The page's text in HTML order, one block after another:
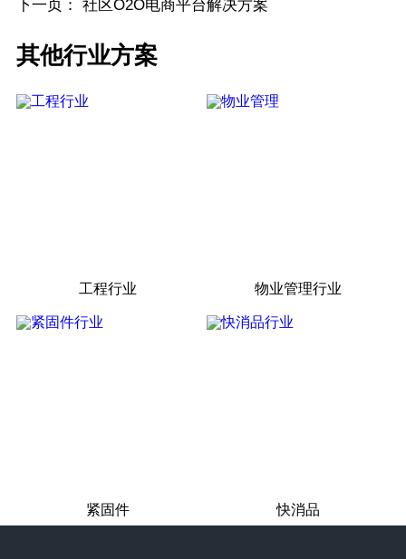
下一页： 社区O2O电商平台解决方案
其他行业方案
工程行业 物业管理行业
紧固件 快消品